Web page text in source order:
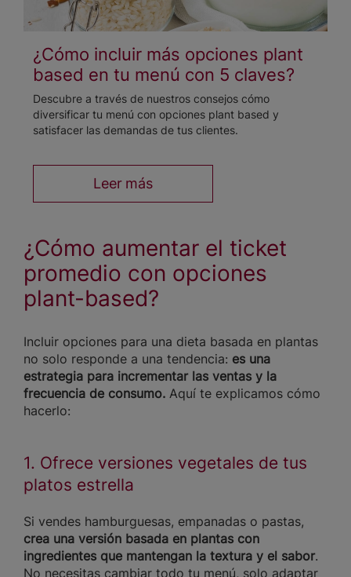
¿Cómo incluir más opciones plant
based en tu menú con 5 claves?
Descubre a través de nuestros consejos cómo
diversificar tu menú con opciones plant based y
satisfacer las demandas de tus clientes.
Leer más
¿Cómo aumentar el ticket
promedio con opciones
plant-based?
Incluir opciones para una dieta basada en plantas
no solo responde a una tendencia: es una
estrategia para incrementar las ventas y la
frecuencia de consumo. Aquí te explicamos cómo
hacerlo:
1. Ofrece versiones vegetales de tus
platos estrella
Si vendes hamburguesas, empanadas o pastas,
crea una versión basada en plantas con
ingredientes que mantengan la textura y el sabor.
No necesitas cambiar todo tu menú, solo adaptar